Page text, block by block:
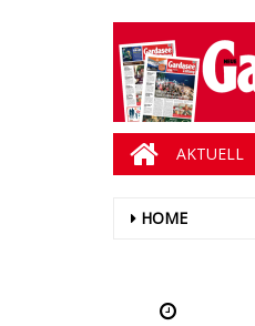
AKTUELL
HOME